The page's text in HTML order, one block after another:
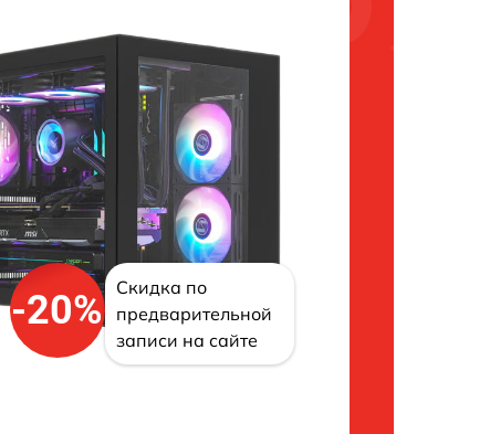
-20%
Скидка по
предварительной
записи на сайте